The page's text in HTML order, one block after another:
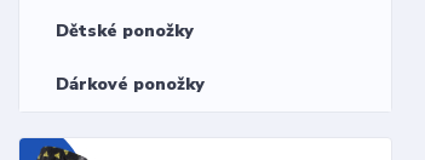
Dětské ponožky
Dárkové ponožky